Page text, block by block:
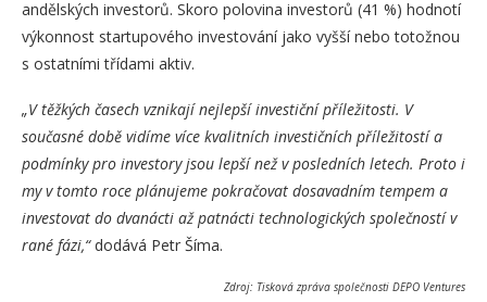
andělských investorů. Skoro polovina investorů (41 %) hodnotí
výkonnost startupového investování jako vyšší nebo totožnou
s ostatními třídami aktiv.
„V těžkých časech vznikají nejlepší investiční příležitosti. V
současné době vidíme více kvalitních investičních příležitostí a
podmínky pro investory jsou lepší než v posledních letech. Proto i
my v tomto roce plánujeme pokračovat dosavadním tempem a
investovat do dvanácti až patnácti technologických společností v
rané fázi,“dodává Petr Šíma.
Zdroj: Tisková zpráva společnosti DEPO Ventures